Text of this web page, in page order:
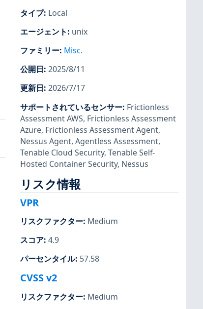
タイプ: Local
エージェント: unix
ファミリー: Misc.
公開日: 2025/8/11
更新日: 2026/7/17
サポートされているセンサー: Frictionless
Assessment AWS, Frictionless Assessment
Azure, Frictionless Assessment Agent,
Nessus Agent, Agentless Assessment,
Tenable Cloud Security, Tenable Self-
Hosted Container Security, Nessus
リスク情報
VPR
リスクファクター: Medium
スコア: 4.9
パーセンタイル: 57.58
CVSS v2
リスクファクター: Medium